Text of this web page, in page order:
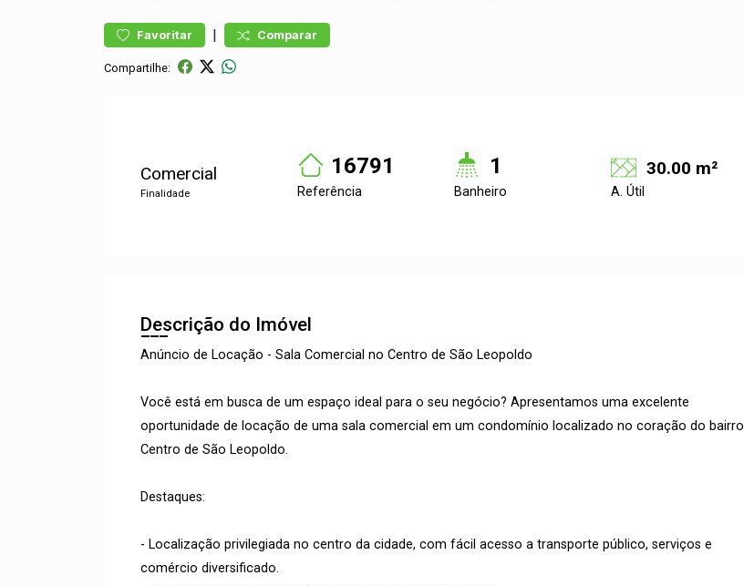
Favoritar | Comparar
Compartilhe:
Comercial
Finalidade
16791
Referência
1
Banheiro
30.00 m²
A. Útil
Descrição do Imóvel
Anúncio de Locação - Sala Comercial no Centro de São Leopoldo
Você está em busca de um espaço ideal para o seu negócio? Apresentamos uma excelente
oportunidade de locação de uma sala comercial em um condomínio localizado no coração do bairro
Centro de São Leopoldo.
Destaques:
- Localização privilegiada no centro da cidade, com fácil acesso a transporte público, serviços e
comércio diversificado.